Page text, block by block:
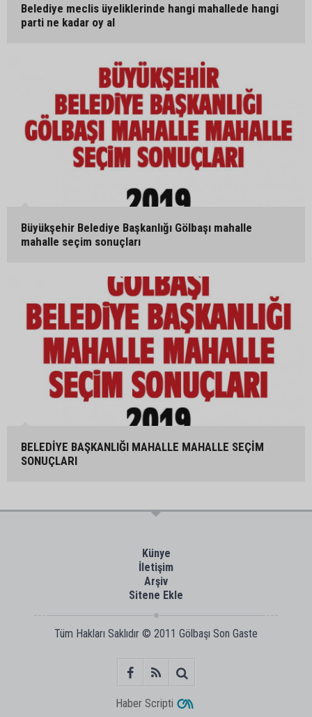
Belediye meclis üyeliklerinde hangi mahallede hangi
parti ne kadar oy al
Büyükşehir Belediye Başkanlığı Gölbaşı mahalle
mahalle seçim sonuçları
BELEDİYE BAŞKANLIĞI MAHALLE MAHALLE SEÇİM
SONUÇLARI
Künye
İletişim
Arşiv
Sitene Ekle
Tüm Hakları Saklıdır © 2011 Gölbaşı Son Gaste
Haber Scripti